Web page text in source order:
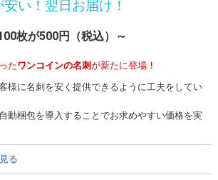
い！翌日お届け！
枚が500円（税込）～
たワンコインの名刺が新たに登場！
様に名刺を安く提供できるように工夫をしてい
動梱包を導入することでお求めやすい価格を実
る